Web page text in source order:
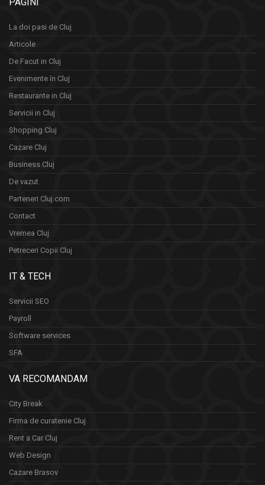
La doi pasi de Cluj
Articole
De Facut in Cluj
Evenimente în Cluj
Restaurante in Cluj
Servicii in Cluj
Shopping Cluj
Cazare Cluj
Business Cluj
De vazut
Parteneri Cluj.com
Contact
Vremea Cluj
Petreceri Copii Cluj
IT & TECH
Servicii SEO
Payroll
Software services
SFA
VA RECOMANDAM
City Break
Firma de curatenie Cluj
Rent a Car Cluj
Web Design
Cazare Brasov